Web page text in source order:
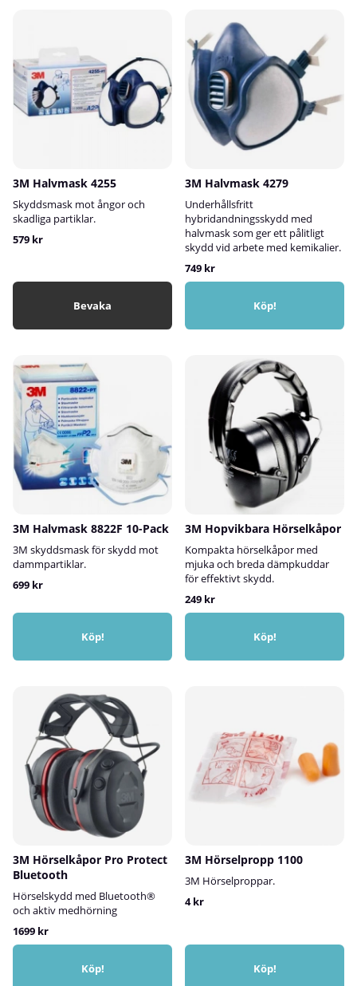
3M Halvmask 4255
Skyddsmask mot ångor och
skadliga partiklar.
579 kr
Bevaka
3M Halvmask 4279
Underhållsfritt
hybridandningsskydd med
halvmask som ger ett pålitligt
skydd vid arbete med kemikalier.
749 kr
Köp!
3M Halvmask 8822F 10-Pack
3M skyddsmask för skydd mot
dammpartiklar.
699 kr
Köp!
3M Hopvikbara Hörselkåpor
Kompakta hörselkåpor med
mjuka och breda dämpkuddar
för effektivt skydd.
249 kr
Köp!
3M Hörselkåpor Pro Protect
Bluetooth
Hörselskydd med Bluetooth®
och aktiv medhörning
1699 kr
Köp!
3M Hörselpropp 1100
3M Hörselproppar.
4 kr
Köp!